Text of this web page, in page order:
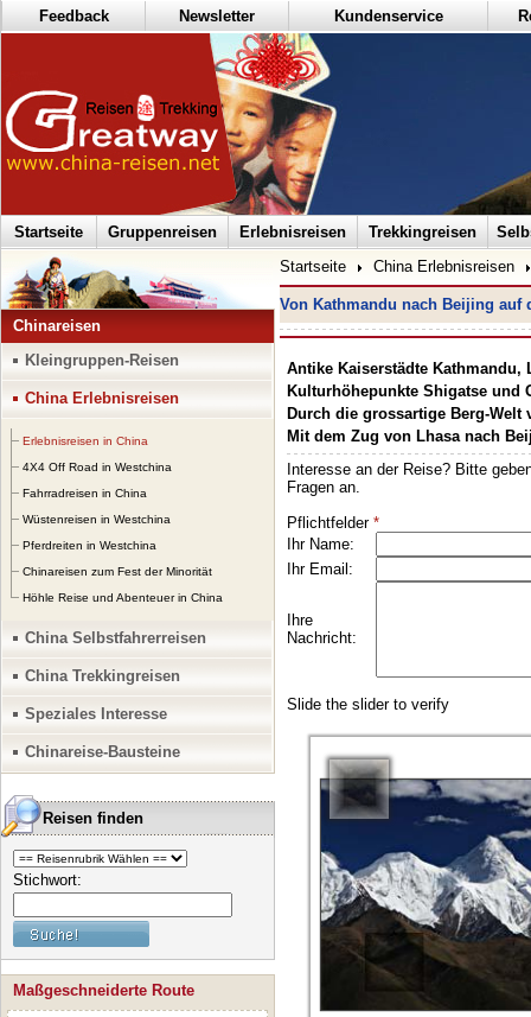
Feedback Newsletter Kundenservice
Startseite Gruppenreisen Erlebnisreisen Trekkingreisen
Chinareisen
Kleingruppen-Reisen
China Erlebnisreisen
Erlebnisreisen in China
4X4 Off Road in Westchina
Fahrradreisen in China
Wüstenreisen in Westchina
Pferdreiten in Westchina
Chinareisen zum Fest der Minorität
Höhle Reise und Abenteuer in China
China Selbstfahrerreisen
China Trekkingreisen
Speziales Interesse
Chinareise-Bausteine
Reisen finden
Stichwort:
Maßgeschneiderte Route
Startseite China Erlebnisreisen
Von Kathmandu nach Beijing auf
Antike Kaiserstädte Kathmandu,
Kulturhöhepunkte Shigatse und
Durch die grossartige Berg-Welt
Mit dem Zug von Lhasa nach